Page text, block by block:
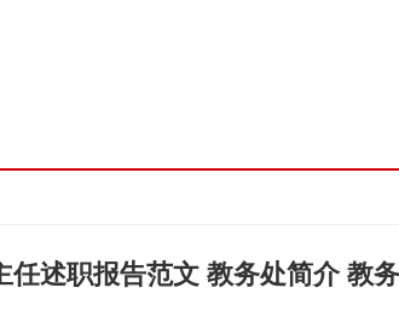
任述职报告范文 教务处简介 教